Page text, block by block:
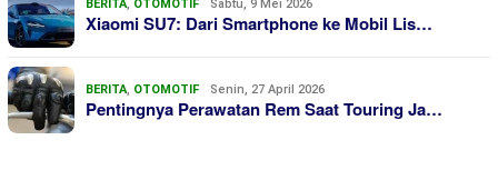
BERITA, OTOMOTIF Sabtu, 9 Mei 2026
Xiaomi SU7: Dari Smartphone ke Mobil Lis…
BERITA, OTOMOTIF Senin, 27 April 2026
Pentingnya Perawatan Rem Saat Touring Ja…